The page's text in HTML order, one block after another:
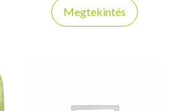
evezéshez és pihenéshez.
Megtekintés